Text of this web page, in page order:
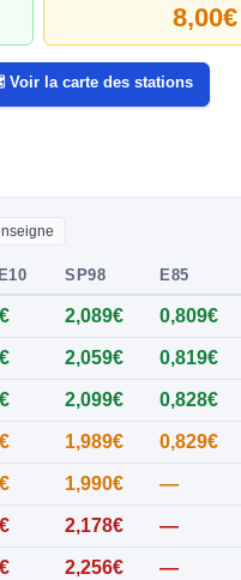
8,00€
la carte des stations
SP98 E85
2,089€ 0,809€
2,059€ 0,819€
2,099€ 0,828€
1,989€ 0,829€
1,990€ —
2,178€ —
2,256€ —